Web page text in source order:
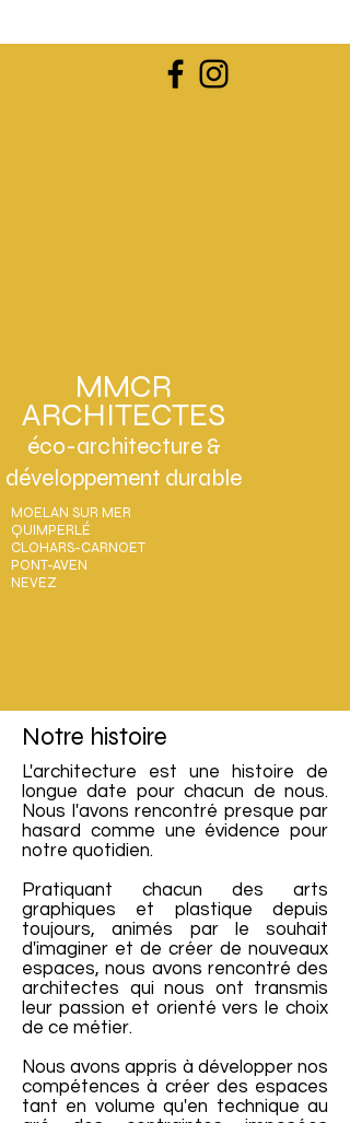
MMCR
ARCHITECTES
éco-architecture &
développement durable
MOELAN SUR MER
QUIMPERLÉ
CLOHARS-CARNOET
PONT-AVEN
NEVEZ
Notre histoire
L'architecture est une histoire de
longue date pour chacun de nous.
Nous l'avons rencontré presque par
hasard comme une évidence pour
notre quotidien.
Pratiquant chacun des arts
graphiques et plastique depuis
toujours, animés par le souhait
d'imaginer et de créer de nouveaux
espaces, nous avons rencontré des
architectes qui nous ont transmis
leur passion et orienté vers le choix
de ce métier.
Nous avons appris à développer nos
compétences à créer des espaces
tant en volume qu'en technique au